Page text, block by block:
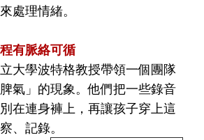
處理情緒。
有脈絡可循
大學波特格教授帶領一個團隊
氣」的現象。他們把一些錄音
在連身褲上，再讓孩子穿上這
、記錄。